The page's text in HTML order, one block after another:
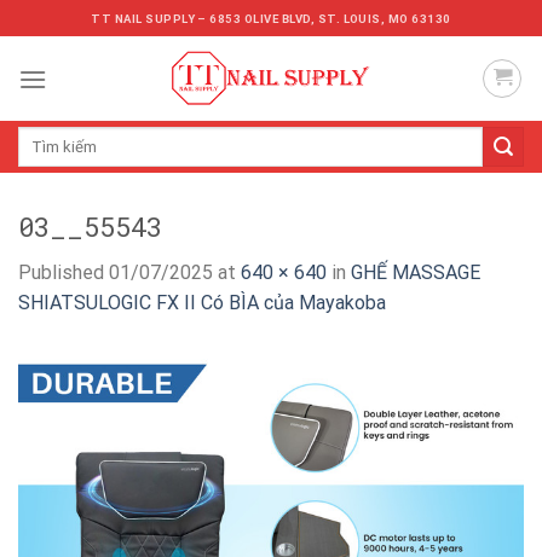
to
content
TT NAIL SUPPLY – 6853 OLIVE BLVD, ST. LOUIS, MO 63130
Tìm
03__55543
Published 01/07/2025 at 640 × 640 in GHẾ MASSAGE
SHIATSULOGIC FX II Có BÌA của Mayakoba